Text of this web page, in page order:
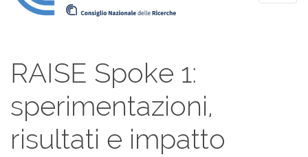
RAISE Spoke 1:
sperimentazioni,
risultati e impatto